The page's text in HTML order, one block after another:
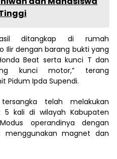
ditangkap di rumah
Ilir dengan barang bukti yang
Beat serta kunci T dan
kunci motor,” terang
Pidum Ipda Supendi.
telah melakukan
kali di wilayah Kabupaten
operandinya dengan
menggunakan magnet dan